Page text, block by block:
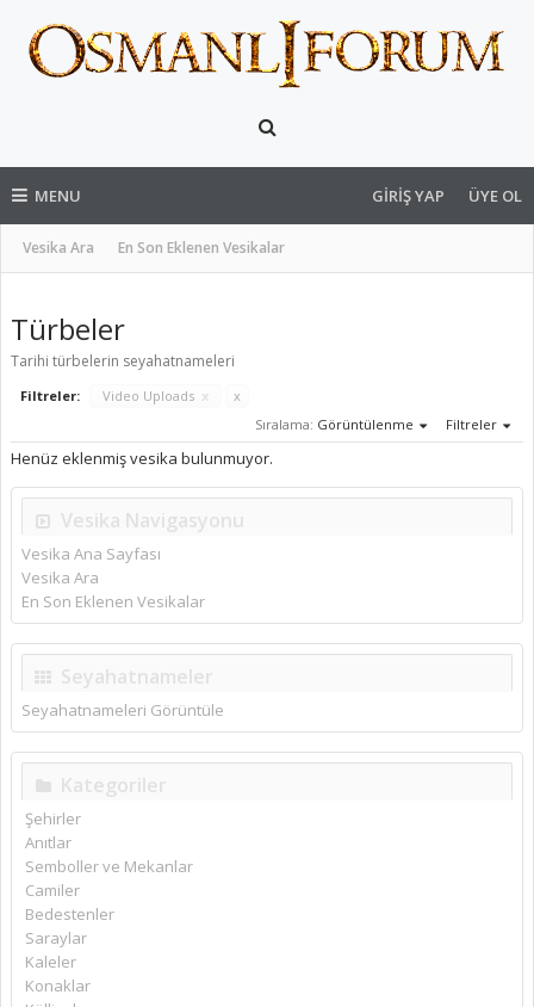
MENU
Vesika Ara En Son Eklenen Vesikalar
GIRIŞ YAP ÜYE OL
Türbeler
Tarihi türbelerin seyahatnameleri
Filtreler: Video Uploads x
x
Sıralama: Görüntülenme Filtreler
Henüz eklenmiş vesika bulunmuyor.
Vesika Navigasyonu
Vesika Ana Sayfası
Vesika Ara
En Son Eklenen Vesikalar
Seyahatnameler
Seyahatnameleri Görüntüle
Kategoriler
Şehirler
Anıtlar
Semboller ve Mekanlar
Camiler
Bedestenler
Saraylar
Kaleler
Konaklar